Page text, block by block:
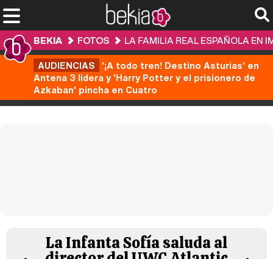
BEKIA FOTOS
LA FAMILIA REAL ESPAÑOLA EN
AUDIENCIAS '¡A todo tren! Destino Asturias' en
Antena 3 lidera y 'Harry Potter y el prisionero de
Azkaban' pincha en Cuatro
La Infanta Sofía saluda al